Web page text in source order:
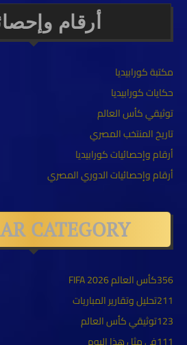
أرقام
مكتبة كورابيديا
حكايات كورابيديا
توثيقي كأس العالم
تاريخ المنتخب المصري
أرقام وإحصائيات كورابيديا
أرقام وإحصائيات الدوري المصري
CATEGORY
كأس العالم FIFA 2026356
تحليل وتقارير المباريات211
توثيقي كأس العالم123
في مثل هذا اليوم111